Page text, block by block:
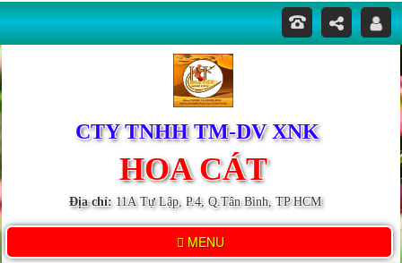
CTY TNHH TM-DV XNK
HOA CÁT
Địa chỉ: 11A Tự Lập, P.4, Q.Tân Bình, TP HCM
MENU